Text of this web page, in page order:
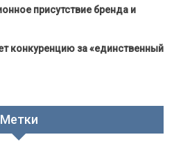
присутствие бренда и
конкуренцию за «единственный
Метки